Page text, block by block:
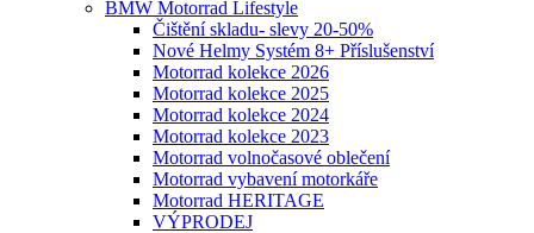
BMW Motorrad Lifestyle
Čištění skladu- slevy 20-50%
Nové Helmy Systém 8+ Příslušenství
Motorrad kolekce 2026
Motorrad kolekce 2025
Motorrad kolekce 2024
Motorrad kolekce 2023
Motorrad volnočasové oblečení
Motorrad vybavení motorkáře
Motorrad HERITAGE
VÝPRODEJ